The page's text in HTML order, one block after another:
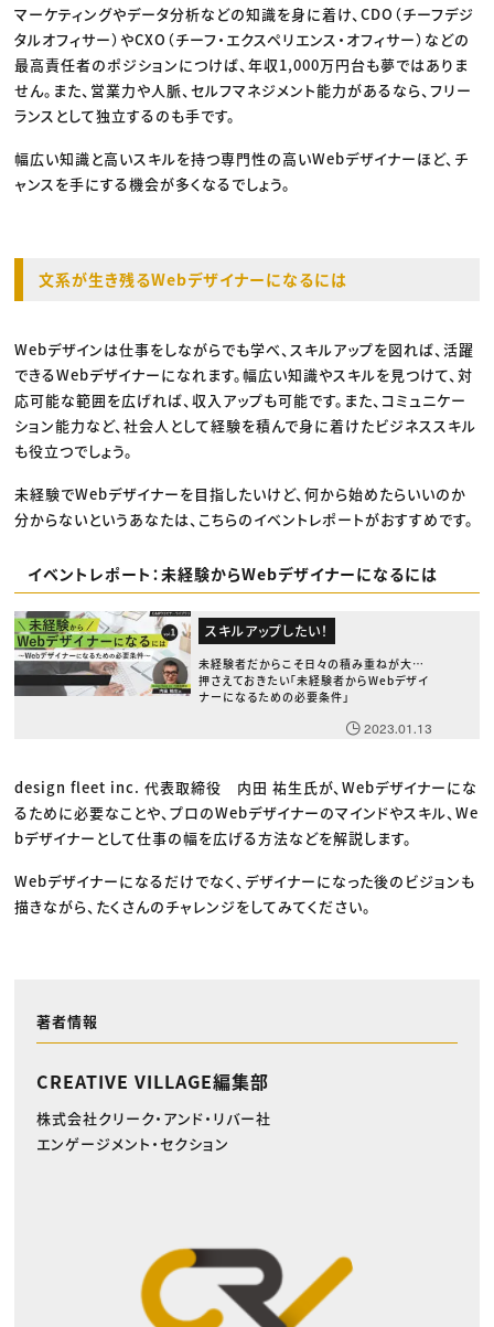
マーケティングやデータ分析などの知識を身に着け、CDO（チーフデジ
タルオフィサー）やCXO（チーフ・エクスペリエンス・オフィサー）などの
最高責任者のポジションにつけば、年収1,000万円台も夢ではありま
せん。また、営業力や人脈、セルフマネジメント能力があるなら、フリー
ランスとして独立するのも手です。
幅広い知識と高いスキルを持つ専門性の高いWebデザイナーほど、チ
ャンスを手にする機会が多くなるでしょう。
文系が生き残るWebデザイナーになるには
Webデザインは仕事をしながらでも学べ、スキルアップを図れば、活躍
できるWebデザイナーになれます。幅広い知識やスキルを見つけて、対
応可能な範囲を広げれば、収入アップも可能です。また、コミュニケー
ション能力など、社会人として経験を積んで身に着けたビジネススキル
も役立つでしょう。
未経験でWebデザイナーを目指したいけど、何から始めたらいいのか
分からないというあなたは、こちらのイベントレポートがおすすめです。
イベントレポート：未経験からWebデザイナーになるには
スキルアップしたい！
未経験者だからこそ日々の積み重ねが大切。
押さえておきたい「未経験者からWebデザイ
ナーになるための必要条件」
2023.01.13
design fleet inc. 代表取締役 内田 祐生氏が、Webデザイナーにな
るために必要なことや、プロのWebデザイナーのマインドやスキル、We
bデザイナーとして仕事の幅を広げる方法などを解説します。
Webデザイナーになるだけでなく、デザイナーになった後のビジョンも
描きながら、たくさんのチャレンジをしてみてください。
著者情報
CREATIVE VILLAGE編集部
株式会社クリーク・アンド・リバー社
エンゲージメント・セクション